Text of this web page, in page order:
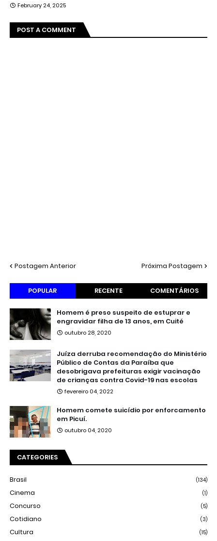
February 24, 2025
POST A COMMENT
Postagem Anterior Próxima Postagem
POPULAR RECENTE COMENTÁRIOS
Homem é preso suspeito de estuprar e
engravidar filha de 13 anos, em Cuité
outubro 28, 2020
Juíza derruba recomendação do Ministério
Público de Contas da Paraíba que
desobrigava prefeituras exigir vacinação
de crianças contra Covid-19 nas escolas
fevereiro 04, 2022
Homem comete suicídio por enforcamento
em Picuí.
outubro 04, 2020
CATEGORIES
Brasil (134)
Cinema (1)
Concurso (5)
Cotidiano (3)
Cultura (15)